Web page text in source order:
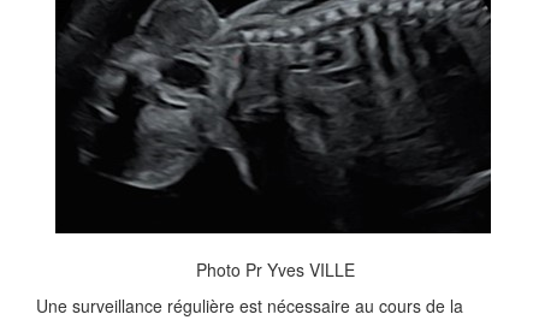
Photo Pr Yves VILLE
Une surveillance régulière est nécessaire au cours de la